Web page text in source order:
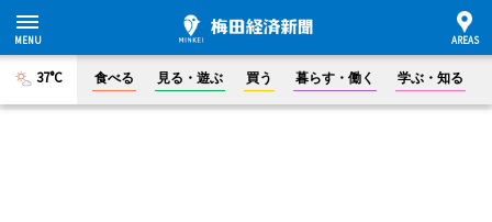
37°C 食べる 見る・遊ぶ 買う 暮らす・働く 学ぶ・知る